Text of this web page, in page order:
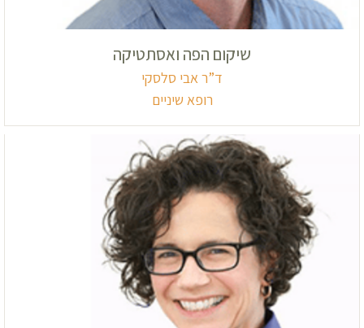
שיקום הפה ואסתטיקה
ד”ר אבי סלסקי
רופא שיניים